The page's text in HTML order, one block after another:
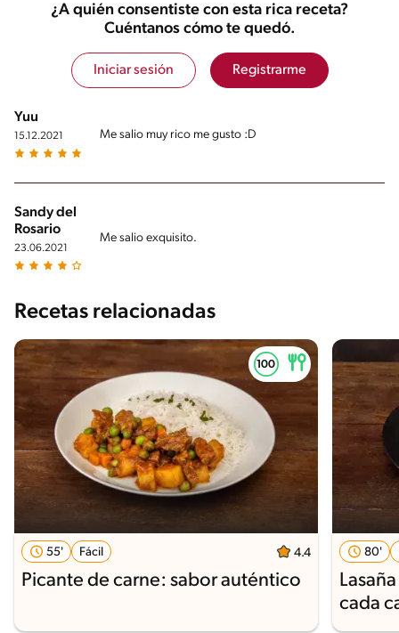
¿A quién consentiste con esta rica receta?
Cuéntanos cómo te quedó.
Iniciar sesión Registrarme
Yuu
15.12.2021 Me salio muy rico me gusto :D
Sandy del
Rosario
23.06.2021
Me salio exquisito.
Recetas relacionadas
55' Fácil 4.4
Picante de carne: sabor auténtico
80'
cada